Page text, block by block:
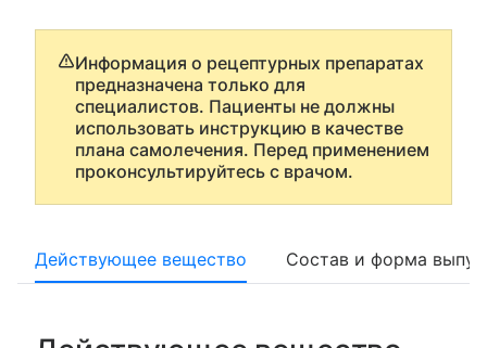
Информация о рецептурных препаратах
предназначена только для
специалистов. Пациенты не должны
использовать инструкцию в качестве
плана самолечения. Перед применением
проконсультируйтесь с врачом.
Действующее вещество Состав и форма